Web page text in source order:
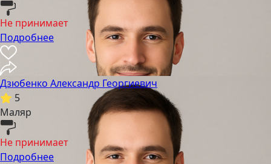
Не принимает
Подробнее
Дзюбенко Александр Георгиевич
5
Маляр
Не принимает
Подробнее